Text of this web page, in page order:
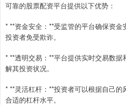
可靠的股票配资平台提供以下优势：
* **资金安全：**受监管的平台确保资
投资者免受欺诈。
* **透明交易：**平台提供实时交易数
解其投资状况。
* **灵活杠杆：**投资者可以根据自己
合适的杠杆水平。